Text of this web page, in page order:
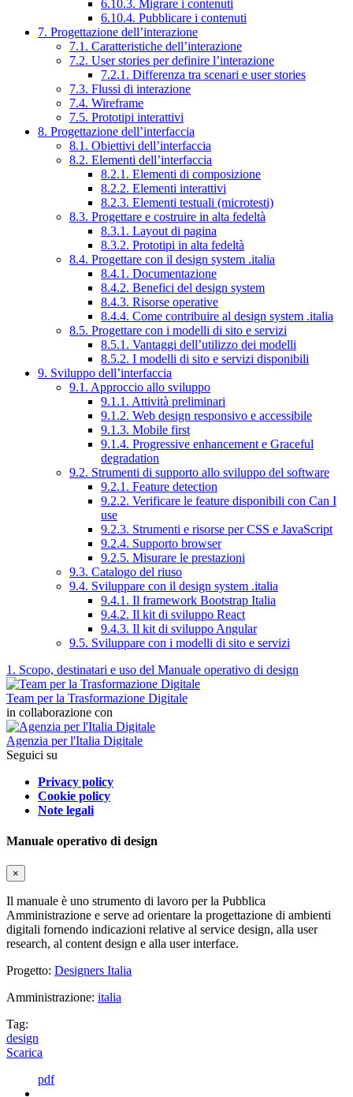
6.10.3. Migrare i contenuti
6.10.4. Pubblicare i contenuti
7. Progettazione dell’interazione
7.1. Caratteristiche dell’interazione
7.2. User stories per definire l’interazione
7.2.1. Differenza tra scenari e user stories
7.3. Flussi di interazione
7.4. Wireframe
7.5. Prototipi interattivi
8. Progettazione dell’interfaccia
8.1. Obiettivi dell’interfaccia
8.2. Elementi dell’interfaccia
8.2.1. Elementi di composizione
8.2.2. Elementi interattivi
8.2.3. Elementi testuali (microtesti)
8.3. Progettare e costruire in alta fedeltà
8.3.1. Layout di pagina
8.3.2. Prototipi in alta fedeltà
8.4. Progettare con il design system .italia
8.4.1. Documentazione
8.4.2. Benefici del design system
8.4.3. Risorse operative
8.4.4. Come contribuire al design system .italia
8.5. Progettare con i modelli di sito e servizi
8.5.1. Vantaggi dell’utilizzo dei modelli
8.5.2. I modelli di sito e servizi disponibili
9. Sviluppo dell’interfaccia
9.1. Approccio allo sviluppo
9.1.1. Attività preliminari
9.1.2. Web design responsivo e accessibile
9.1.3. Mobile first
9.1.4. Progressive enhancement e Graceful
degradation
9.2. Strumenti di supporto allo sviluppo del software
9.2.1. Feature detection
9.2.2. Verificare le feature disponibili con Can I
use
9.2.3. Strumenti e risorse per CSS e JavaScript
9.2.4. Supporto browser
9.2.5. Misurare le prestazioni
9.3. Catalogo del riuso
9.4. Sviluppare con il design system .italia
9.4.1. Il framework Bootstrap Italia
9.4.2. Il kit di sviluppo React
9.4.3. Il kit di sviluppo Angular
9.5. Sviluppare con i modelli di sito e servizi
1. Scopo, destinatari e uso del Manuale operativo di design
Team per la Trasformazione Digitale
in collaborazione con
Agenzia per l'Italia Digitale
Seguici su
Privacy policy
Cookie policy
Note legali
Manuale operativo di design
×
Il manuale è uno strumento di lavoro per la Pubblica
Amministrazione e serve ad orientare la progettazione di ambienti
digitali fornendo indicazioni relative al service design, alla user
research, al content design e alla user interface.
Progetto: Designers Italia
Amministrazione: italia
Tag:
design
Scarica
pdf